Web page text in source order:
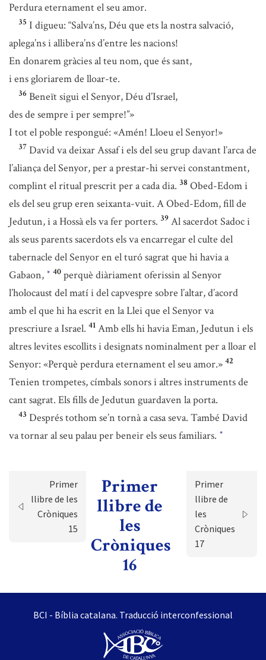
Perdura eternament el seu amor.
35 I digueu: “Salva’ns, Déu que ets la nostra salvació,
aplega’ns i allibera’ns d’entre les nacions!
En donarem gràcies al teu nom, que és sant,
i ens gloriarem de lloar-te.
36 Beneït sigui el Senyor, Déu d’Israel,
des de sempre i per sempre!”»
I tot el poble respongué: «Amén! Lloeu el Senyor!»
37 David va deixar Assaf i els del seu grup davant l’arca de
l’aliança del Senyor, per a prestar-hi servei constantment,
complint el ritual prescrit per a cada dia. 38 Obed-Edom i
els del seu grup eren seixanta-vuit. A Obed-Edom, fill de
Jedutun, i a Hossà els va fer porters. 39 Al sacerdot Sadoc i
als seus parents sacerdots els va encarregar el culte del
tabernacle del Senyor en el turó sagrat que hi havia a
Gabaon, * 40 perquè diàriament oferissin al Senyor
l’holocaust del matí i del capvespre sobre l’altar, d’acord
amb el que hi ha escrit en la Llei que el Senyor va
prescriure a Israel. 41 Amb ells hi havia Eman, Jedutun i els
altres levites escollits i designats nominalment per a lloar el
Senyor: «Perquè perdura eternament el seu amor.» 42
Tenien trompetes, címbals sonors i altres instruments de
cant sagrat. Els fills de Jedutun guardaven la porta.
43 Després tothom se’n tornà a casa seva. També David
va tornar al seu palau per beneir els seus familiars. *
Primer
llibre de les
Cròniques
15
Primer
llibre de
les
Cròniques
16
Primer
llibre de
les
Cròniques
17
BCI - Bíblia catalana. Traducció interconfessional